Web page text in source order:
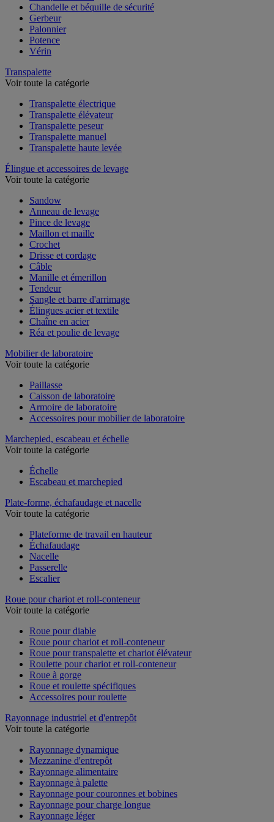
Chandelle et béquille de sécurité
Gerbeur
Palonnier
Potence
Vérin
Transpalette
Voir toute la catégorie
Transpalette électrique
Transpalette élévateur
Transpalette peseur
Transpalette manuel
Transpalette haute levée
Élingue et accessoires de levage
Voir toute la catégorie
Sandow
Anneau de levage
Pince de levage
Maillon et maille
Crochet
Drisse et cordage
Câble
Manille et émerillon
Tendeur
Sangle et barre d'arrimage
Élingues acier et textile
Chaîne en acier
Réa et poulie de levage
Mobilier de laboratoire
Voir toute la catégorie
Paillasse
Caisson de laboratoire
Armoire de laboratoire
Accessoires pour mobilier de laboratoire
Marchepied, escabeau et échelle
Voir toute la catégorie
Échelle
Escabeau et marchepied
Plate-forme, échafaudage et nacelle
Voir toute la catégorie
Plateforme de travail en hauteur
Échafaudage
Nacelle
Passerelle
Escalier
Roue pour chariot et roll-conteneur
Voir toute la catégorie
Roue pour diable
Roue pour chariot et roll-conteneur
Roue pour transpalette et chariot élévateur
Roulette pour chariot et roll-conteneur
Roue à gorge
Roue et roulette spécifiques
Accessoires pour roulette
Rayonnage industriel et d'entrepôt
Voir toute la catégorie
Rayonnage dynamique
Mezzanine d'entrepôt
Rayonnage alimentaire
Rayonnage à palette
Rayonnage pour couronnes et bobines
Rayonnage pour charge longue
Rayonnage léger